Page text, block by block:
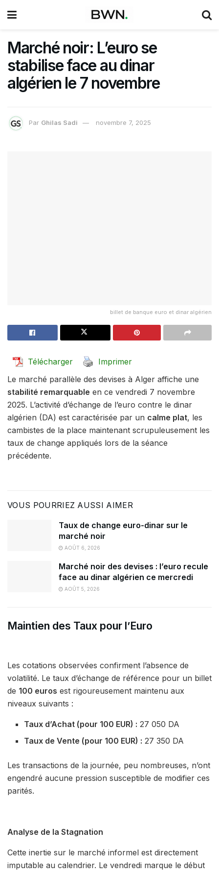
Marché noir: L’euro se
stabilise face au dinar
algérien le 7 novembre
Par Ghilas Sadi novembre 7, 2025
billet de banque euro et dinar algérien
Télécharger
Imprimer
Le marché parallèle des devises à Alger affiche une
stabilité remarquable en ce vendredi 7 novembre
2025. L’activité d’échange de l’euro contre le dinar
algérien (DA) est caractérisée par un calme plat, les
cambistes de la place maintenant scrupuleusement les
taux de change appliqués lors de la séance
précédente.
VOUS POURRIEZ AUSSI AIMER
Taux de change euro-dinar sur le
marché noir
AOÛT 6, 2026
Marché noir des devises : l’euro recule
face au dinar algérien ce mercredi
AOÛT 5, 2026
Maintien des Taux pour l’Euro
Les cotations observées confirment l’absence de
volatilité. Le taux d’échange de référence pour un billet
de 100 euros est rigoureusement maintenu aux
niveaux suivants :
Taux d’Achat (pour 100 EUR) : 27 050 DA
Taux de Vente (pour 100 EUR) : 27 350 DA
Les transactions de la journée, peu nombreuses, n’ont
engendré aucune pression susceptible de modifier ces
parités.
Analyse de la Stagnation
Cette inertie sur le marché informel est directement
imputable au calendrier. Le vendredi marque le début